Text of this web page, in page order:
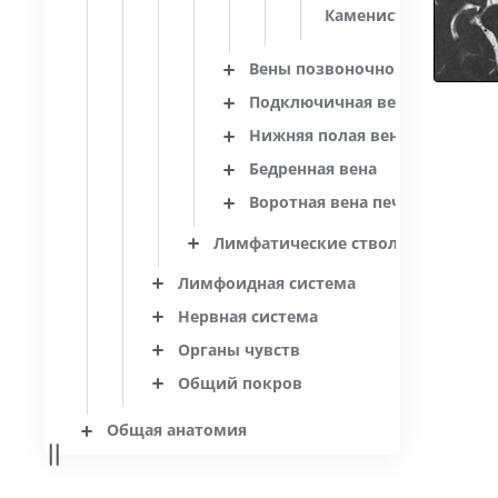
Каменистая вена
Вены позвоночного столба
Подключичная вена
Нижняя полая вена
Бедренная вена
Воротная вена печени
Лимфатические стволы и
Лимфоидная система
Нервная система
Органы чувств
Общий покров
Общая анатомия